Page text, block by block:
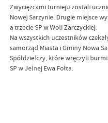
Zwycięzcami turnieju zostali
Nowej Sarzynie. Drugie miejsce
a trzecie SP w Woli Zarczyckiej.
Na wszystkich uczestników
samorząd Miasta i Gminy Nowa
Spółdzielczy, które wręczyli
SP w Jelnej Ewa Fołta.